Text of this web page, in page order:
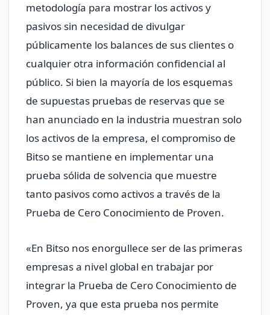
metodología para mostrar los activos y
pasivos sin necesidad de divulgar
públicamente los balances de sus clientes o
cualquier otra información confidencial al
público. Si bien la mayoría de los esquemas
de supuestas pruebas de reservas que se
han anunciado en la industria muestran solo
los activos de la empresa, el compromiso de
Bitso se mantiene en implementar una
prueba sólida de solvencia que muestre
tanto pasivos como activos a través de la
Prueba de Cero Conocimiento de Proven.
«En Bitso nos enorgullece ser de las primeras
empresas a nivel global en trabajar por
integrar la Prueba de Cero Conocimiento de
Proven, ya que esta prueba nos permite